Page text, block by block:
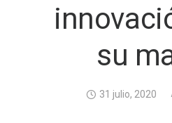
su
31 julio, 2020